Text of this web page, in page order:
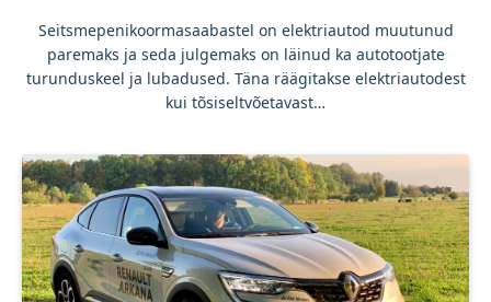
Seitsmepenikoormasaabastel on elektriautod muutunud
paremaks ja seda julgemaks on läinud ka autotootjate
turunduskeel ja lubadused. Täna räägitakse elektriautodest
kui tõsiseltvõetavast…